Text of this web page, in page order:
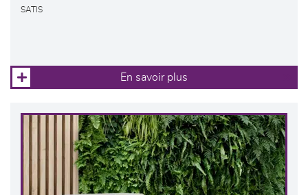
SATIS
En savoir plus